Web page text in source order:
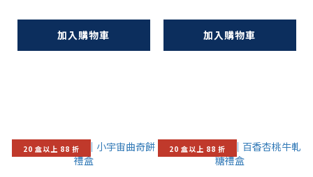
加入購物車 加入購物車
20 盒以上 88 折 20 盒以上 88 折